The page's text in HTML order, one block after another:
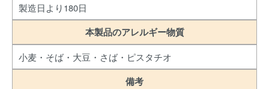
製造日より180日
本製品のアレルギー物質
小麦・そば・大豆・さば・ピスタチオ
備考